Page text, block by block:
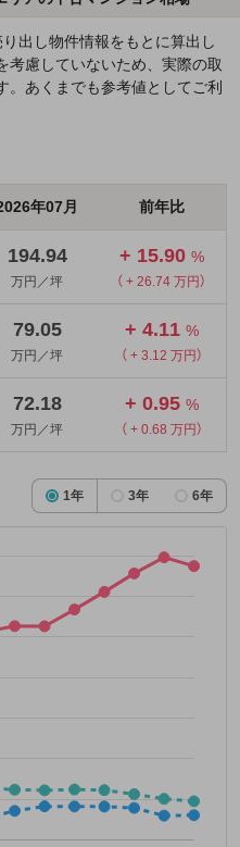
出し物件情報をもとに算出し
考慮していないため、実際の取
。あくまでも参考値としてご利
年07月 前年比
194.94
万円／坪
+ 15.90 %
（ + 26.74 万円）
79.05
万円／坪
+ 4.11 %
（ + 3.12 万円）
72.18
万円／坪
+ 0.95 %
（ + 0.68 万円）
1年 3年 6年